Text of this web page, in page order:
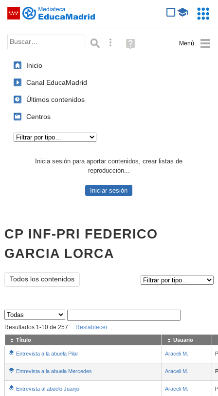
Saltar navegación
Palabra o frase: Búsqueda avanzada
Ayuda
(en
Inicio
Canal EducaMadrid
Últimos contenidos
Centros
Inicia sesión para aportar contenidos, crear listas de
reproducción...
Iniciar sesión
CP INF-PRI FEDERICO
GARCIA LORCA
Todos los contenidos
Sus archivos
Resultados 1 -10de 257 Restablecer
Título Usuario
Entrevista a la abuela Pilar Araceli M.
Entrevista a la abuela Mercedes Araceli M.
Entrevista al abuelo Juanjo Araceli M.